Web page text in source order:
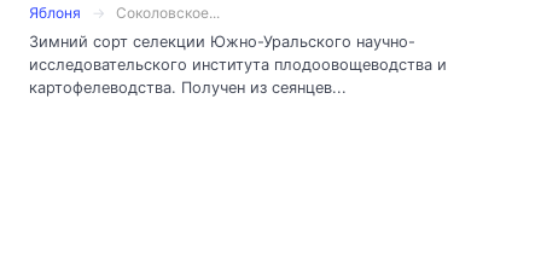
Яблоня
Соколовское...
Зимний сорт селекции Южно-Уральского научно-
исследовательского института плодоовощеводства и
картофелеводства. Получен из сеянцев...